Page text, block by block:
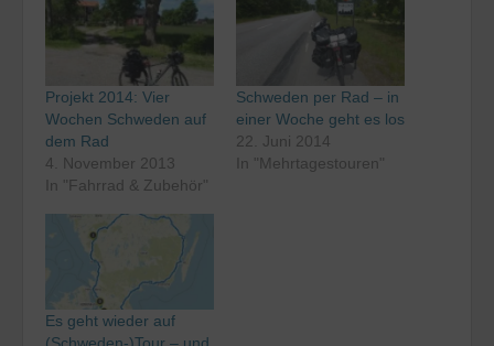
Projekt 2014: Vier
Wochen Schweden auf
dem Rad
4. November 2013
In "Fahrrad & Zubehör"
Schweden per Rad – in
einer Woche geht es los
22. Juni 2014
In "Mehrtagestouren"
Es geht wieder auf